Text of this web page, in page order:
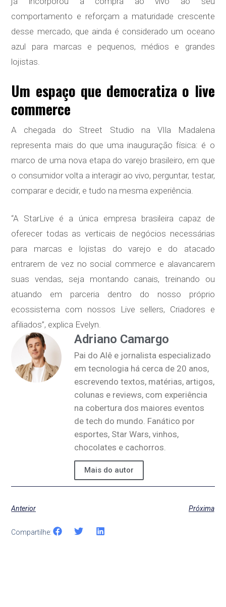
comportamento e reforçam a maturidade crescente
desse mercado, que ainda é considerado um oceano
azul para marcas e pequenos, médios e grandes
lojistas.
Um espaço que democratiza o live
commerce
A chegada do Street Studio na VIla Madalena
representa mais do que uma inauguração física: é o
marco de uma nova etapa do varejo brasileiro, em que
o consumidor volta a interagir ao vivo, perguntar, testar,
comparar e decidir, e tudo na mesma experiência.
“A StarLive é a única empresa brasileira capaz de
oferecer todas as verticais de negócios necessárias
para marcas e lojistas do varejo e do atacado
entrarem de vez no social commerce e alavancarem
suas vendas, seja montando canais, treinando ou
atuando em parceria dentro do nosso próprio
ecossistema com nossos Live sellers, Criadores e
afiliados”, explica Evelyn.
Adriano Camargo
Pai do Alê e jornalista especializado
em tecnologia há cerca de 20 anos,
escrevendo textos, matérias, artigos,
colunas e reviews, com experiência
na cobertura dos maiores eventos
de tech do mundo. Fanático por
esportes, Star Wars, vinhos,
chocolates e cachorros.
Mais do autor
Anterior Próxima
Compartilhe: